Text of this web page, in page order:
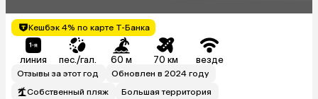
Кешбэк 4% по карте Т-Банка
линия пес./гал. 60 м 70 км везде
Отзывы за этот год
Обновлен в 2024 году
Собственный пляж
Большая территория